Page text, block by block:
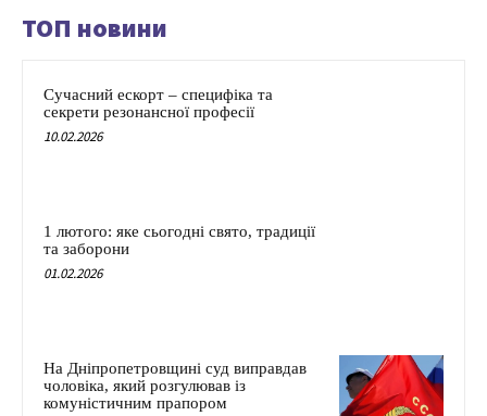
ТОП новини
Сучасний ескорт – специфіка та
секрети резонансної професії
10.02.2026
1 лютого: яке сьогодні свято, традиції
та заборони
01.02.2026
На Дніпропетровщині суд виправдав
чоловіка, який розгулював із
комуністичним прапором